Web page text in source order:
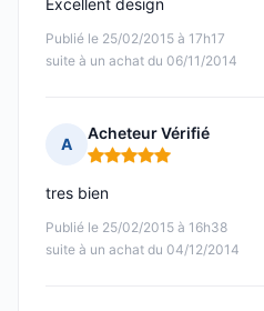
Publié le 25/02/2015 à 17h17
suite à un achat du 06/11/2014
Excellent design
A
Acheteur Vérifié
Note : 5 sur 5
Publié le 25/02/2015 à 16h38
suite à un achat du 04/12/2014
tres bien